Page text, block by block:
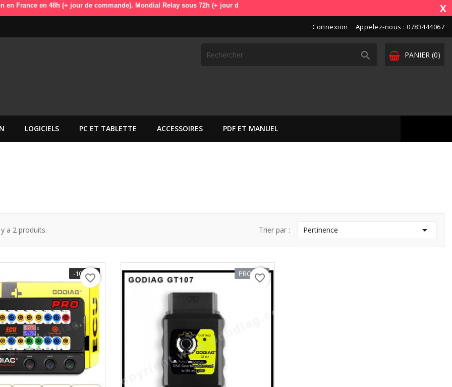
en 48h (+ jour de commande). Mondial Relay sous 72h (+ jour de commande). OdbDiag vous livre dans toute l'Europe. Vos paiements sont
X
Connexion Appelez-nous : 0783444067
PANIER (0)

LOGICIELS PC ET TABLETTE ACCESSOIRES PDF ET MANUEL
a 2 produits. Trier par : Pertinence 
-10,00 €
favorite_border PROMO !
favorite_border